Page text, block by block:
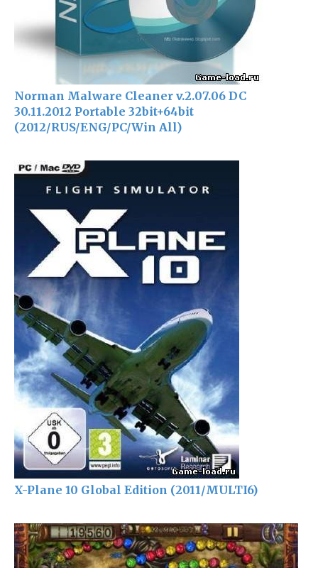
Norman Malware Cleaner v.2.07.06 DC
30.11.2012 Portable 32bit+64bit
(2012/RUS/ENG/PC/Win All)
X-Plane 10 Global Edition (2011/MULTI6)